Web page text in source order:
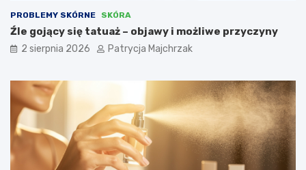
PROBLEMY SKÓRNE SKÓRA
Źle gojący się tatuaż – objawy i możliwe przyczyny
2 sierpnia 2026 Patrycja Majchrzak